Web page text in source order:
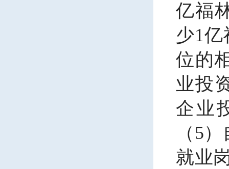
亿福
少1亿
位的
业投
企业
（5
就业